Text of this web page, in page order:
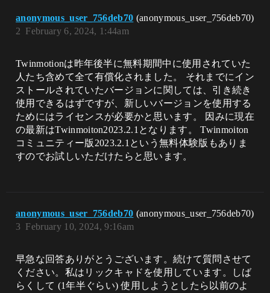
anonymous_user_756deb70 (anonymous_user_756deb70)
February 6, 2024, 1:44am
2
Twinmotionは昨年後半に無料期間中に使用されていた
人たち含めて全て有償化されました。 それまでにイン
ストールされていたバージョンに関しては、引き続き
使用できるはずですが、新しいバージョンを使用する
ためにはライセンスが必要かと思います。 因みに現在
の最新はTwinmoiton2023.2.1となります。 Twinmoiton
コミュニティー版2023.2.1という無料体験版もありま
すのでお試しいただけたらと思います。
anonymous_user_756deb70 (anonymous_user_756deb70)
February 10, 2024, 9:16am
3
早急な回答ありがとうございます。続けて質問させて
ください。私はリックキャドを使用しています。しば
らくして (1年半ぐらい) 使用しようとしたら以前のよ